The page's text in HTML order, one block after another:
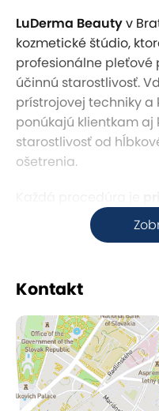
LuDerma Beautyv
kozmetické štúdio,
profesionálne
účinnú starostlivosť.
prístrojovej techniky
ponúkajú klientkam aj
starostlivosť od
ošetrenia.
potrebám pleti
– od
liftingové terapie až
a krásu vašej pokožky.
Kontakt